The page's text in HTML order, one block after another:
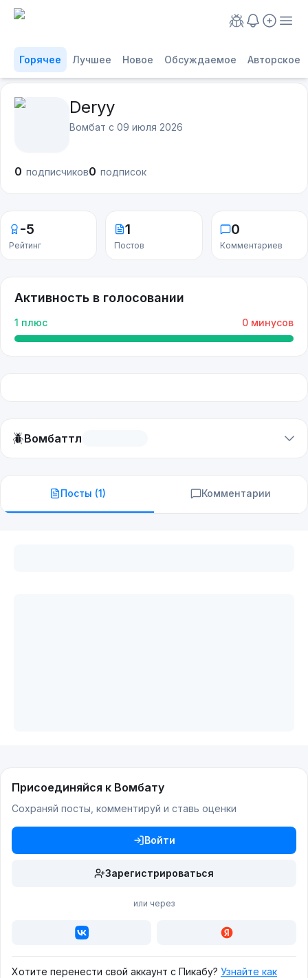
Горячее Лучшее Новое Обсуждаемое Авторское
Deryy
Вомбат с 09 июля 2026
0 подписчиков0 подписок
-5
Рейтинг
1
Постов
0
Комментариев
Активность в голосовании
1 плюс 0 минусов
🪲Вомбаттл
Посты (1) Комментарии
Присоединяйся к Вомбату
Сохраняй посты, комментируй и ставь оценки
Войти
Зарегистрироваться
или через
Хотите перенести свой аккаунт с Пикабу? Узнайте как